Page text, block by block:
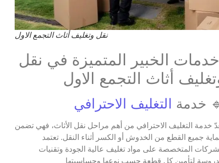
نقل وتغليف أثاث التجمع الاول
الخبير المتميزة في نقل
أثاث التجمع الاول
خدمة التغليف الاحترافي
خدمة التغليف الاحترافي من أهم مراحل نقل الأثاث، فهي تضمن
جميع القطع من الخدوش أو الكسر أثناء النقل. تعتمد
المتخصصة على مواد تغليف عالية الجودة وتقنيات
لتأمين كل قطعة حسب نوعها وحساسيتها